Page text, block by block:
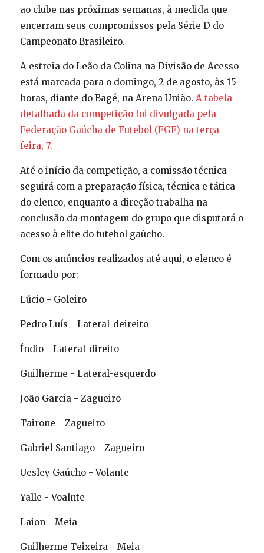
ao clube nas próximas semanas, à medida que
encerram seus compromissos pela Série D do
Campeonato Brasileiro.
A estreia do Leão da Colina na Divisão de Acesso
está marcada para o domingo, 2 de agosto, às 15
horas, diante do Bagé, na Arena União. A tabela
detalhada da competição foi divulgada pela
Federação Gaúcha de Futebol (FGF) na terça-
feira, 7.
Até o início da competição, a comissão técnica
seguirá com a preparação física, técnica e tática
do elenco, enquanto a direção trabalha na
conclusão da montagem do grupo que disputará o
acesso à elite do futebol gaúcho.
Com os anúncios realizados até aqui, o elenco é
formado por:
Lúcio - Goleiro
Pedro Luís - Lateral-deireito
Índio - Lateral-direito
Guilherme - Lateral-esquerdo
João Garcia - Zagueiro
Tairone - Zagueiro
Gabriel Santiago - Zagueiro
Uesley Gaúcho - Volante
Yalle - Voalnte
Laion - Meia
Guilherme Teixeira - Meia